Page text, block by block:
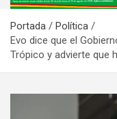
e
r
t
Portada
Política
Evo dice que el
Trópico y advierte que